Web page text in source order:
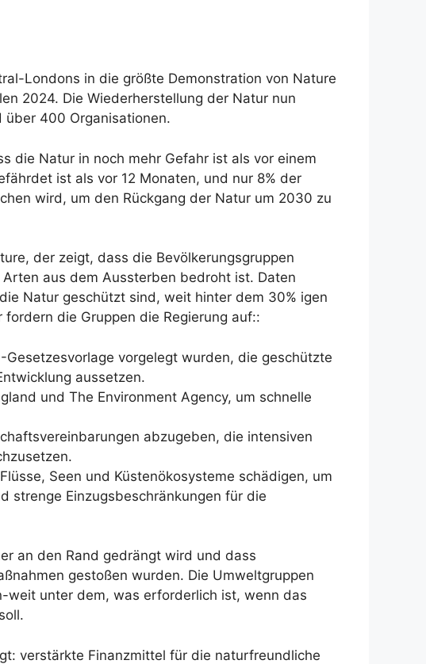
Londons in die größte Demonstration von Nature
2024. Die Wiederherstellung der Natur nun
über 400 Organisationen.
die Natur in noch mehr Gefahr ist als vor einem
ist als vor 12 Monaten, und nur 8% der
wird, um den Rückgang der Natur um 2030 zu
der zeigt, dass die Bevölkerungsgruppen
aus dem Aussterben bedroht ist. Daten
Natur geschützt sind, weit hinter dem 30% igen
die Gruppen die Regierung auf::
vorgelegt wurden, die geschützte
aussetzen.
und The Environment Agency, um schnelle
abzugeben, die intensiven
Seen und Küstenökosysteme schädigen, um
strenge Einzugsbeschränkungen für die
an den Rand gedrängt wird und dass
gestoßen wurden. Die Umweltgruppen
weit unter dem, was erforderlich ist, wenn das
verstärkte Finanzmittel für die naturfreundliche